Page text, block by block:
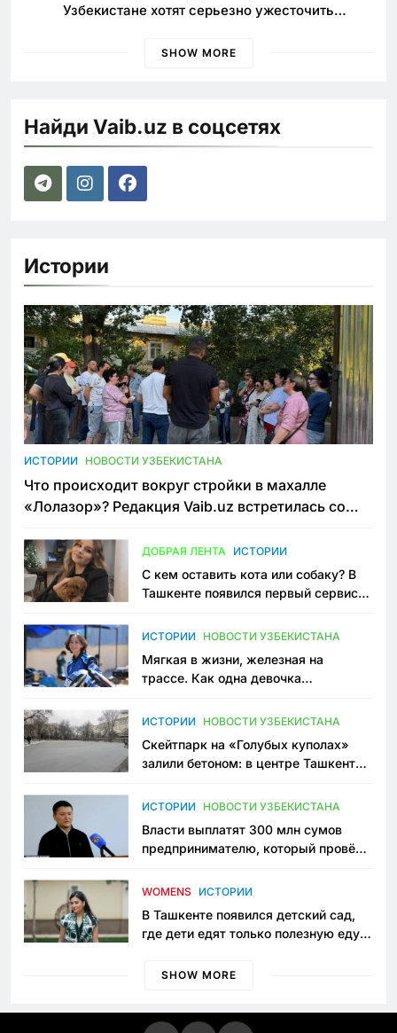
Узбекистане хотят серьезно ужесточить
SHOW MORE
Найди Vaib.uz в соцсетях
Истории
ИСТОРИИ НОВОСТИ УЗБЕКИСТАНА
Что происходит вокруг стройки в махалле
«Лолазор»? Редакция Vaib.uz встретилась со
ДОБРАЯ ЛЕНТА ИСТОРИИ
С кем оставить кота или собаку? В
Ташкенте появился первый сервис
ИСТОРИИ НОВОСТИ УЗБЕКИСТАНА
Мягкая в жизни, железная на
трассе. Как одна девочка
Узбекистане
ИСТОРИИ НОВОСТИ УЗБЕКИСТАНА
Скейтпарк на «Голубых куполах»
залили бетоном: в центре Ташкента
пространство
ИСТОРИИ НОВОСТИ УЗБЕКИСТАНА
Власти выплатят 300 млн сумов
предпринимателю, который провёл
приговору
WOMENS ИСТОРИИ
В Ташкенте появился детский сад,
где дети едят только полезную еду.
просить «кашу без сахара»
SHOW MORE